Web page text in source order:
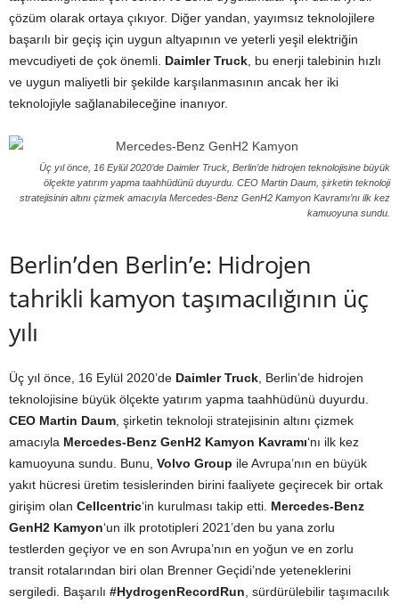
çözüm olarak ortaya çıkıyor. Diğer yandan, yayımsız teknolojilere
başarılı bir geçiş için uygun altyapının ve yeterli yeşil elektriğin
mevcudiyeti de çok önemli. Daimler Truck , bu enerji talebinin hızlı
ve uygun maliyetli bir şekilde karşılanmasının ancak her iki
teknolojiyle sağlanabileceğine inanıyor.
Üç yıl önce, 16 Eylül 2020’de Daimler Truck, Berlin’de hidrojen teknolojisine büyük
ölçekte yatırım yapma taahhüdünü duyurdu. CEO Martin Daum, şirketin teknoloji
stratejisinin altını çizmek amacıyla Mercedes-Benz GenH2 Kamyon Kavramı’nı ilk kez
kamuoyuna sundu.
Berlin’den Berlin’e: Hidrojen
tahrikli kamyon taşımacılığının üç
yılı
Üç yıl önce, 16 Eylül 2020’de Daimler Truck , Berlin’de hidrojen
teknolojisine büyük ölçekte yatırım yapma taahhüdünü duyurdu.
CEO Martin Daum , şirketin teknoloji stratejisinin altını çizmek
amacıyla Mercedes-Benz GenH2 Kamyon Kavramı‘nı ilk kez
kamuoyuna sundu. Bunu, Volvo Group ile Avrupa’nın en büyük
yakıt hücresi üretim tesislerinden birini faaliyete geçirecek bir ortak
girişim olan Cellcentric‘in kurulması takip etti. Mercedes-Benz
GenH2 Kamyon‘un ilk prototipleri 2021’den bu yana zorlu
testlerden geçiyor ve en son Avrupa’nın en yoğun ve en zorlu
transit rotalarından biri olan Brenner Geçidi’nde yeteneklerini
sergiledi. Başarılı #HydrogenRecordRun , sürdürülebilir taşımacılık